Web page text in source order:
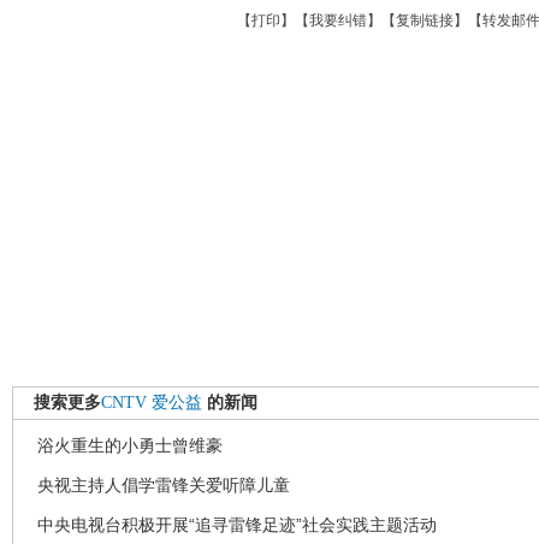
【打印 】【我要纠错】【复制链接】【转发邮件
搜索更多CNTV 爱公益 的新闻
浴火重生的小勇士曾维豪
央视主持人倡学雷锋关爱听障儿童
中央电视台积极开展“追寻雷锋足迹”社会实践主题活动